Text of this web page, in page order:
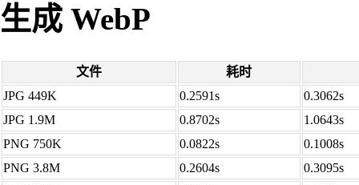
生成 WebP
文件
耗时
JPG 449K
0.2591s
0.3062s
JPG 1.9M
0.8702s
1.0643s
PNG 750K
0.0822s
0.1008s
PNG 3.8M
0.2604s
0.3095s